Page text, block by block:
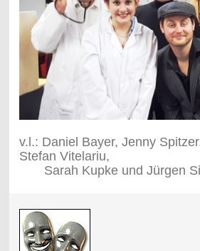
v.l.: Daniel Bayer, Jenny
Stefan Vitelariu,
Sarah Kupke und Jürgen